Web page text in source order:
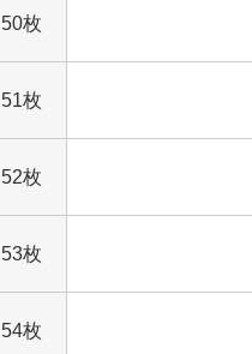
50枚
51枚
52枚
53枚
54枚